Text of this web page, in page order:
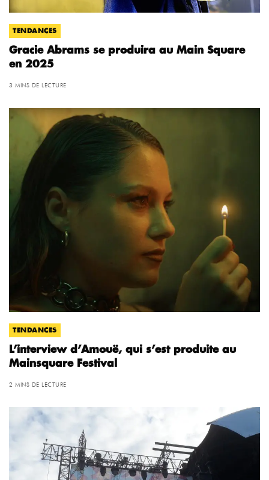
TENDANCES
Gracie Abrams se produira au Main Square
en 2025
3 MINS DE LECTURE
TENDANCES
L’interview d’Amouë, qui s’est produite au
Mainsquare Festival
2 MINS DE LECTURE